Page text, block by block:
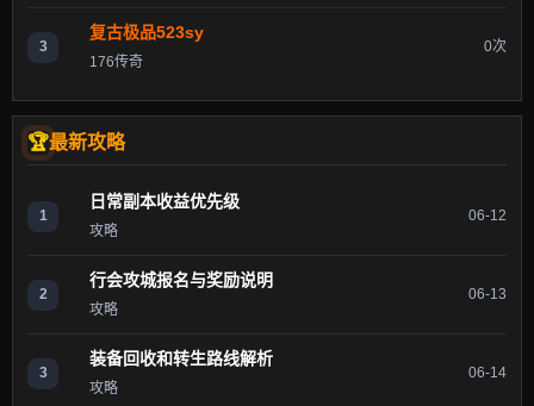
3
复古极品523sy
176传奇
0次
最新攻略
1
日常副本收益优先级
攻略
06-12
2
行会攻城报名与奖励说明
攻略
06-13
3
装备回收和转生路线解析
攻略
06-14